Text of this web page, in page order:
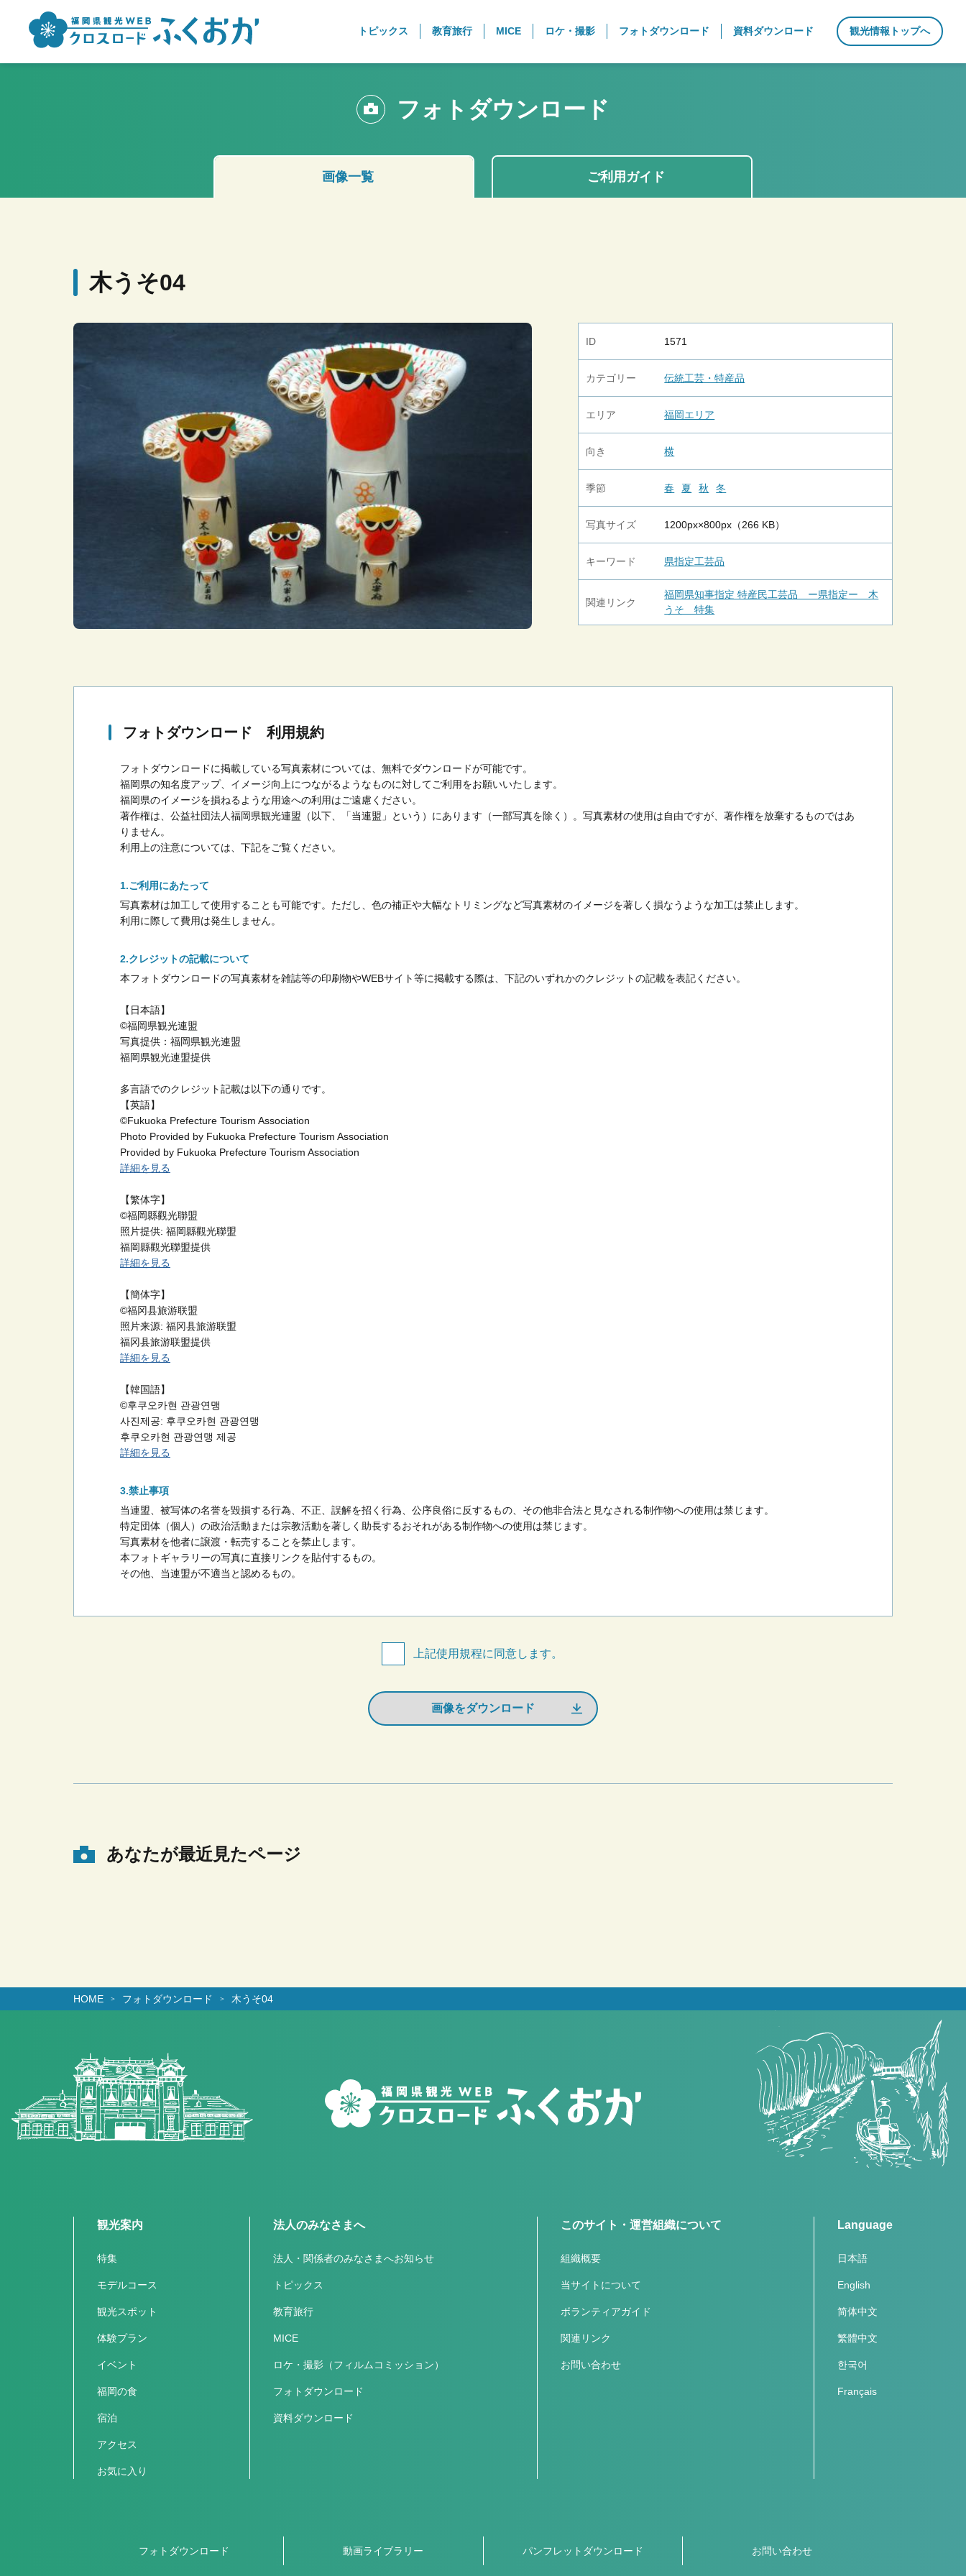
トピックス 教育旅行 MICE ロケ・撮影 フォトダウンロード 資料ダウンロード 観光情報トップへ
フォトダウンロード
画像一覧 ご利用ガイド
木うそ04
ID 1571
カテゴリー 伝統工芸・特産品
エリア 福岡エリア
向き 横
季節 春 夏 秋 冬
写真サイズ 1200px×800px（266 KB）
キーワード 県指定工芸品
関連リンク
福岡県知事指定 特産民工芸品 ー県指定ー 木
うそ 特集
フォトダウンロード 利用規約
フォトダウンロードに掲載している写真素材については、無料でダウンロードが可能です。
福岡県の知名度アップ、イメージ向上につながるようなものに対してご利用をお願いいたします。
福岡県のイメージを損ねるような用途への利用はご遠慮ください。
著作権は、公益社団法人福岡県観光連盟（以下、「当連盟」という）にあります（一部写真を除く）。写真素材の使用は自由ですが、著作権を放棄するものではあ
りません。
利用上の注意については、下記をご覧ください。
ご利用にあたって
写真素材は加工して使用することも可能です。ただし、色の補正や大幅なトリミングなど写真素材のイメージを著しく損なうような加工は禁止します。
利用に際して費用は発生しません。
クレジットの記載について
本フォトダウンロードの写真素材を雑誌等の印刷物やWEBサイト等に掲載する際は、下記のいずれかのクレジットの記載を表記ください。
【日本語】
©福岡県観光連盟
写真提供：福岡県観光連盟
福岡県観光連盟提供
多言語でのクレジット記載は以下の通りです。
【英語】
©Fukuoka Prefecture Tourism Association
Photo Provided by Fukuoka Prefecture Tourism Association
Provided by Fukuoka Prefecture Tourism Association
詳細を見る
【繁体字】
©福岡縣觀光聯盟
照片提供: 福岡縣觀光聯盟
福岡縣觀光聯盟提供
詳細を見る
【簡体字】
©福冈县旅游联盟
照片来源: 福冈县旅游联盟
福冈县旅游联盟提供
詳細を見る
【韓国語】
©후쿠오카현 관광연맹
사진제공: 후쿠오카현 관광연맹
후쿠오카현 관광연맹 제공
詳細を見る
禁止事項
当連盟、被写体の名誉を毀損する行為、不正、誤解を招く行為、公序良俗に反するもの、その他非合法と見なされる制作物への使用は禁じます。
特定団体（個人）の政治活動または宗教活動を著しく助長するおそれがある制作物への使用は禁じます。
写真素材を他者に譲渡・転売することを禁止します。
本フォトギャラリーの写真に直接リンクを貼付するもの。
その他、当連盟が不適当と認めるもの。
上記使用規程に同意します。
画像をダウンロード
あなたが最近見たページ
HOME フォトダウンロード 木うそ04
観光案内
特集
モデルコース
観光スポット
体験プラン
イベント
福岡の食
宿泊
アクセス
お気に入り
法人のみなさまへ
法人・関係者のみなさまへお知らせ
トピックス
教育旅行
MICE
ロケ・撮影（フィルムコミッション）
フォトダウンロード
資料ダウンロード
このサイト・運営組織について
組織概要
当サイトについて
ボランティアガイド
関連リンク
お問い合わせ
Language
日本語
English
简体中文
繁體中文
한국어
Français
フォトダウンロード 動画ライブラリー パンフレットダウンロード お問い合わせ